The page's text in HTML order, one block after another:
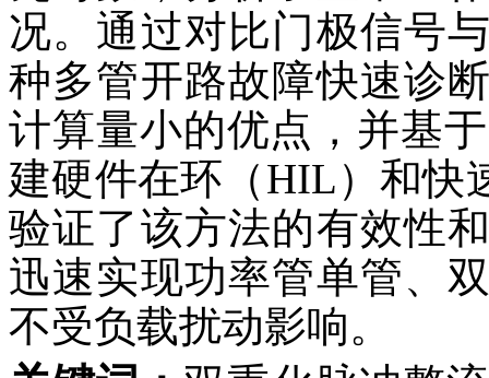
况。通过对比门极信号
种多管开路故障快速诊
计算量小的优点，并基
建硬件在环（HIL）和快
验证了该方法的有效性
迅速实现功率管单管、
不受负载扰动影响。